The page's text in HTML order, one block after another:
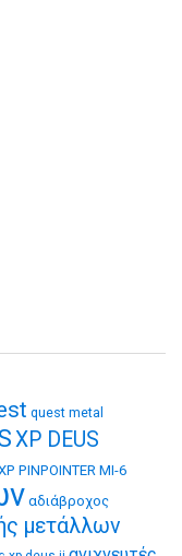
quest metal
XP DEUS
PINPOINTER MI-6
αδιάβροχος
μετάλλων